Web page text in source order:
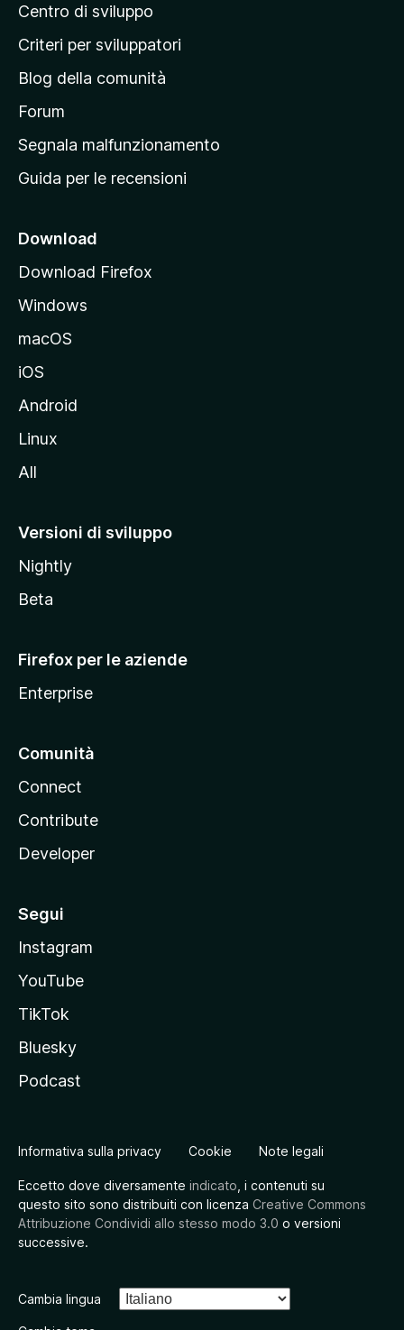
g
i
a
p
r
n
i
a
l
e
l
t
M
z
i
a
Centro di sviluppo
Criteri per sviluppatori
Blog della comunità
Forum
Segnala malfunzionamento
Guida per le recensioni
Download
Download Firefox
Windows
macOS
iOS
Android
Linux
All
Versioni di sviluppo
Nightly
Beta
Firefox per le aziende
Enterprise
Comunità
Connect
Contribute
Developer
Segui
Instagram
YouTube
TikTok
Bluesky
Podcast
Informativa sulla privacy Cookie Note legali
Eccetto dove diversamente indicato , i contenuti su
questo sito sono distribuiti con licenza Creative Commons
Attribuzione Condividi allo stesso modo 3.0 o versioni
successive.
Cambia lingua